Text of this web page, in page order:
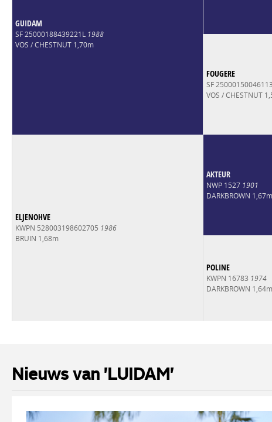
GUIDAM
SF 25000188439221L 1988
VOS / CHESTNUT 1,70m
FOUGERE
SF
VOS / CHESTNUT
ELJENOHVE
KWPN 528003198602705 1986
BRUIN 1,68m
AKTEUR
NWP 1527 1901
DARKBROWN 1,67m
POLINE
KWPN 16783 1974
DARKBROWN 1,64m
Nieuws van 'LUIDAM'